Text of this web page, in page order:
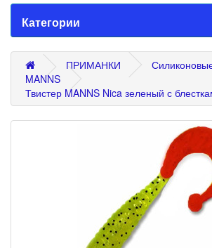
Категории
ПРИМАНКИ
MANNS
Твистер MANNS Nica зеленый с